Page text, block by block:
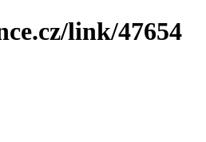
link/47654